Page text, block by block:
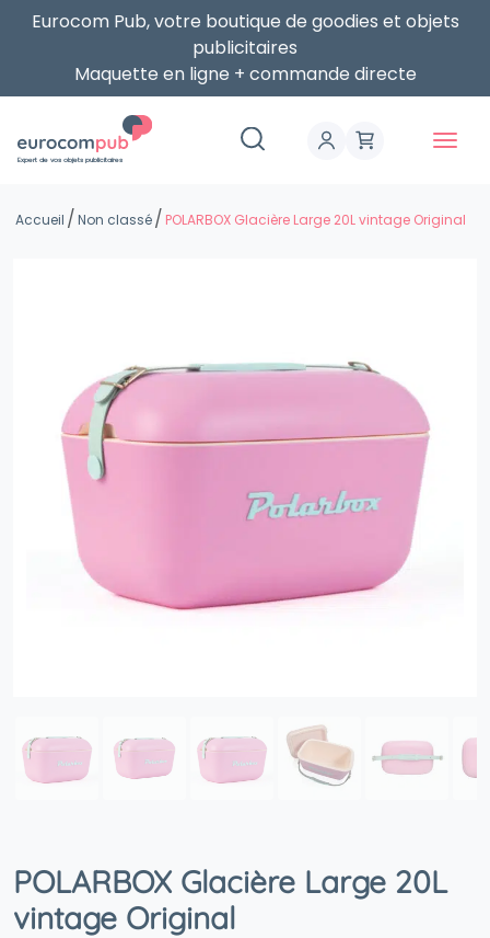
Eurocom Pub, votre boutique de goodies et objets
publicitaires
Maquette en ligne + commande directe
Expert de vos objets publicitaires
Accueil Non classé POLARBOX Glacière Large 20L vintage Original
POLARBOX Glacière Large 20L
vintage Original